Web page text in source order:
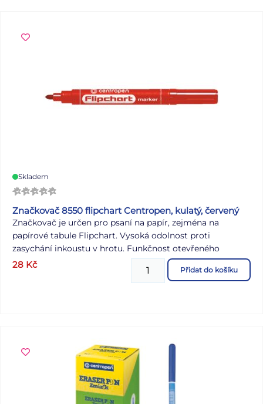
Skladem
Značkovač 8550 flipchart Centropen, kulatý, červený
Značkovač je určen pro psaní na papír, zejména na
papírové tabule Flipchart. Vysoká odolnost proti
zasychání inkoustu v hrotu. Funkčnost otevřeného
značkovače je 1 týden. Inkoust na vodní bázi se nepropíjí
papírem a je bez zápachu. Válcový hrot, šíře stopy 2,5
28 Kč Přidat do košíku